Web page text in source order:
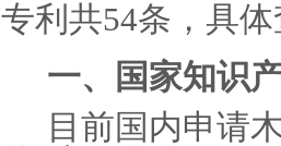
专利共54条，具
一、国家知识
目前国内申请